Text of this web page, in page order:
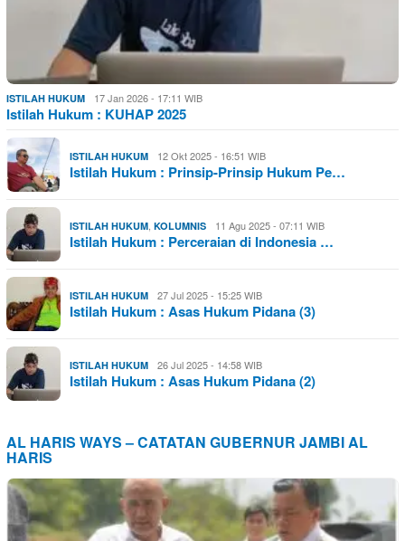
ISTILAH HUKUM 17 Jan 2026 - 17:11 WIB
Istilah Hukum : KUHAP 2025
ISTILAH HUKUM 12 Okt 2025 - 16:51 WIB
Istilah Hukum : Prinsip-Prinsip Hukum Pe…
ISTILAH HUKUM KOLUMNIS 11 Agu 2025 - 07:11 WIB
Istilah Hukum : Perceraian di Indonesia …
ISTILAH HUKUM 27 Jul 2025 - 15:25 WIB
Istilah Hukum : Asas Hukum Pidana (3)
ISTILAH HUKUM 26 Jul 2025 - 14:58 WIB
Istilah Hukum : Asas Hukum Pidana (2)
AL HARIS WAYS – CATATAN GUBERNUR JAMBI AL
HARIS